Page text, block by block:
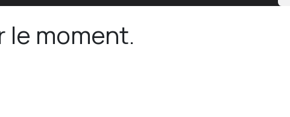
le moment.